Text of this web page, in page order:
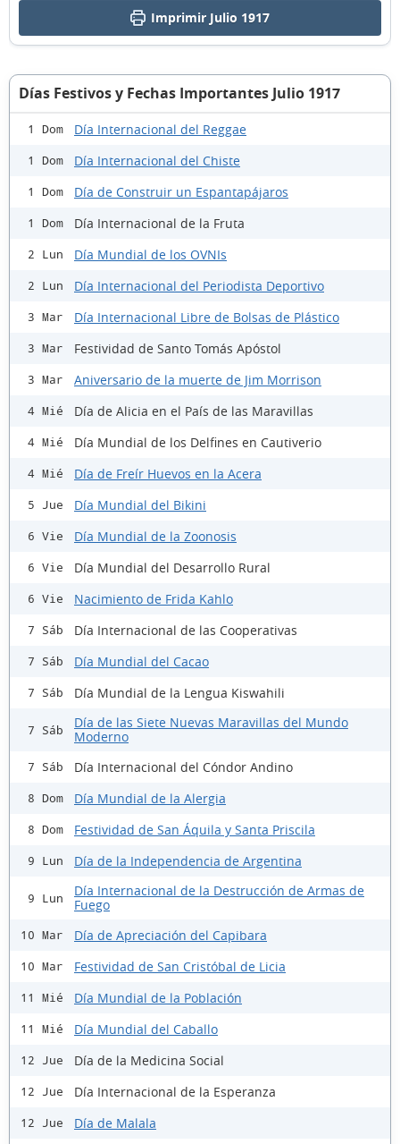
Imprimir Julio 1917
Días Festivos y Fechas Importantes Julio 1917
1 Dom Día Internacional del Reggae
1 Dom Día Internacional del Chiste
1 Dom Día de Construir un Espantapájaros
1 Dom Día Internacional de la Fruta
2 Lun Día Mundial de los OVNIs
2 Lun Día Internacional del Periodista Deportivo
3 Mar Día Internacional Libre de Bolsas de Plástico
3 Mar Festividad de Santo Tomás Apóstol
3 Mar Aniversario de la muerte de Jim Morrison
4 Mié Día de Alicia en el País de las Maravillas
4 Mié Día Mundial de los Delfines en Cautiverio
4 Mié Día de Freír Huevos en la Acera
5 Jue Día Mundial del Bikini
6 Vie Día Mundial de la Zoonosis
6 Vie Día Mundial del Desarrollo Rural
6 Vie Nacimiento de Frida Kahlo
7 Sáb Día Internacional de las Cooperativas
7 Sáb Día Mundial del Cacao
7 Sáb Día Mundial de la Lengua Kiswahili
7 Sáb
Día de las Siete Nuevas Maravillas del Mundo
Moderno
7 Sáb Día Internacional del Cóndor Andino
8 Dom Día Mundial de la Alergia
8 Dom Festividad de San Áquila y Santa Priscila
9 Lun Día de la Independencia de Argentina
9 Lun
Día Internacional de la Destrucción de Armas de
Fuego
10 Mar Día de Apreciación del Capibara
10 Mar Festividad de San Cristóbal de Licia
11 Mié Día Mundial de la Población
11 Mié Día Mundial del Caballo
12 Jue Día de la Medicina Social
12 Jue Día Internacional de la Esperanza
12 Jue Día de Malala